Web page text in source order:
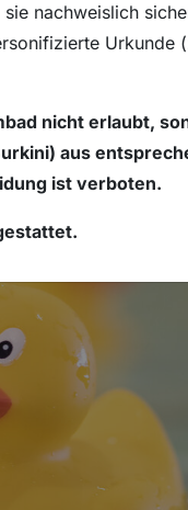
nachweislich
Urkunde
nicht erlaubt,
aus
ist verboten.